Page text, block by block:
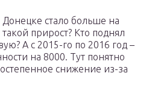
стало больше на
прирост? Кто поднял
А с 2015-го по 2016 год –
на 8000. Тут понятно
снижение из-за